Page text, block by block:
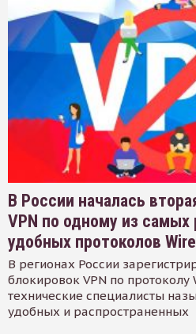
В России началась
VPN по одному из самых
удобных протоколов
В регионах России
блокировок VPN по
технические специалисты
удобных и распространенных